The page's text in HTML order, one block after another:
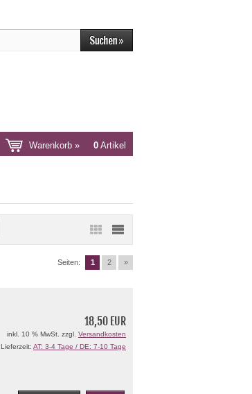
Warenkorb » 0 Artikel
Seiten: 1 2 »
18,50 EUR
inkl. 10 % MwSt. zzgl. Versandkosten
Lieferzeit: AT: 3-4 Tage / DE: 7-10 Tage